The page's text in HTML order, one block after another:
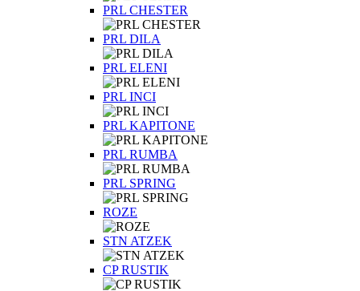
PRL CHESTER
PRL DILA
PRL ELENI
PRL INCI
PRL KAPITONE
PRL RUMBA
PRL SPRING
ROZE
STN ATZEK
СP RUSTIK